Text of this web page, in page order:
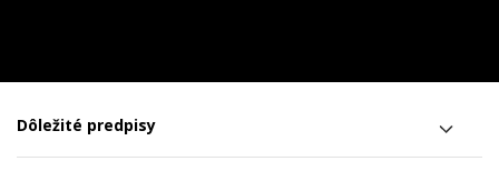
Dôležité predpisy